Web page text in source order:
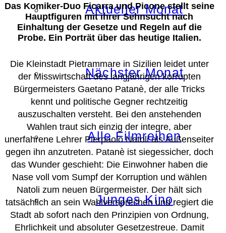
Aktueller Monat
Nächster Monat
Alle Filmreihen
Junges Kino
Das Komiker-Duo Ficarra und Picone stellt seine
Hauptfiguren mit ihrer Sehnsucht nach
Einhaltung der Gesetze und Regeln auf die
Probe. Ein Porträt über das heutige Italien.
Die Kleinstadt Pietrammare in Sizilien leidet unter
der Misswirtschaft des langjährigen korrupten
Bürgermeisters Gaetano Patanè, der alle Tricks
kennt und politische Gegner rechtzeitig
auszuschalten versteht. Bei den anstehenden
Wahlen traut sich einzig der integre, aber
unerfahrene Lehrer Pierpaolo Natoli als Außenseiter
gegen ihn anzutreten. Patanè ist siegessicher, doch
das Wunder geschieht: Die Einwohner haben die
Nase voll vom Sumpf der Korruption und wählen
Natoli zum neuen Bürgermeister. Der hält sich
tatsächlich an sein Wahlversprechen und regiert die
Stadt ab sofort nach den Prinzipien von Ordnung,
Ehrlichkeit und absoluter Gesetzestreue. Damit